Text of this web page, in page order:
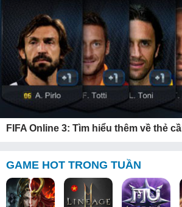
FIFA Online 3: Tìm hiểu thêm về thẻ
GAME HOT TRONG TUẦN